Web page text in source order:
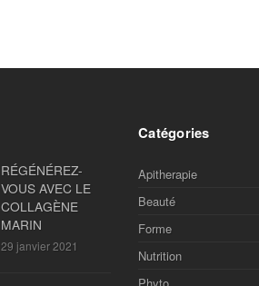
RÉGÉNÉREZ-
VOUS AVEC LE
COLLAGÈNE
MARIN
29 janvier 2021
Catégories
Apitherapie
Beauté
Forme
Nutrition
Phyto